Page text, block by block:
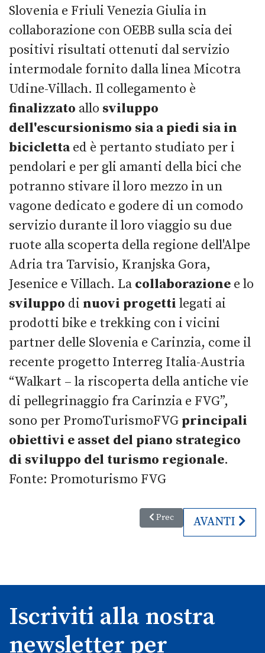
Slovenia e Friuli Venezia Giulia in
collaborazione con OEBB sulla scia dei
positivi risultati ottenuti dal servizio
intermodale fornito dalla linea Micotra
Udine-Villach. Il collegamento è
finalizzato allo sviluppo
dell'escursionismo sia a piedi sia in
biciclettaed è pertanto studiato per i
pendolari e per gli amanti della bici che
potranno stivare il loro mezzo in un
vagone dedicato e godere di un comodo
servizio durante il loro viaggio su due
ruote alla scoperta della regione dell'Alpe
Adria tra Tarvisio, Kranjska Gora,
Jesenice e Villach. La collaborazione e lo
sviluppo di nuovi progetti legati ai
prodotti bike e trekking con i vicini
partner delle Slovenia e Carinzia, come il
recente progetto Interreg Italia-Austria
“Walkart – la riscoperta della antiche vie
di pellegrinaggio fra Carinzia e FVG”,
sono per PromoTurismoFVG principali
obiettivi e asset del piano strategico
di sviluppo del turismo regionale.
Fonte: Promoturismo FVG
Articolo precedente: Lunedì
Prec ARTICOLO
AVANTI
Iscriviti alla nostra
newsletter per